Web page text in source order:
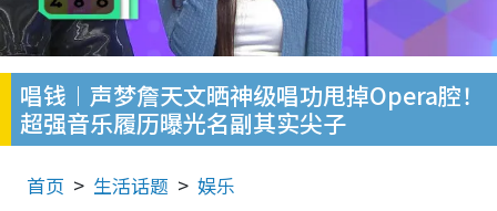
唱钱︱声梦詹天文晒神级唱功甩掉Opera腔！
超强音乐履历曝光名副其实尖子
首页 生活话题 娱乐